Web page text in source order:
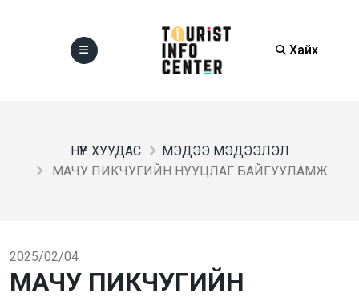
Хайх
НҮҮР ХУУДАС
МЭДЭЭ МЭДЭЭЛЭЛ
МАЧУ ПИКЧУГИЙН НУУЦЛАГ БАЙГУУЛАМЖ
2025/02/04
МАЧУ ПИКЧУГИЙН